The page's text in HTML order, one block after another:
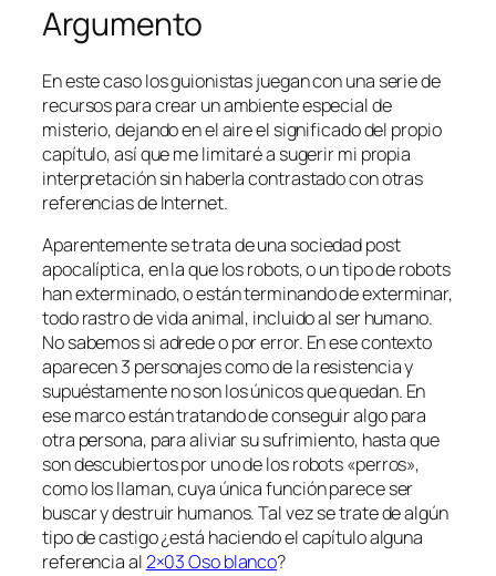
Argumento
En este caso los guionistas juegan con una serie de
recursos para crear un ambiente especial de
misterio, dejando en el aire el significado del propio
capítulo, así que me limitaré a sugerir mi propia
interpretación sin haberla contrastado con otras
referencias de Internet.
Aparentemente se trata de una sociedad post
apocalíptica, en la que los robots, o un tipo de robots
han exterminado, o están terminando de exterminar,
todo rastro de vida animal, incluido al ser humano.
No sabemos si adrede o por error. En ese contexto
aparecen 3 personajes como de la resistencia y
supuéstamente no son los únicos que quedan. En
ese marco están tratando de conseguir algo para
otra persona, para aliviar su sufrimiento, hasta que
son descubiertos por uno de los robots «perros»,
como los llaman, cuya única función parece ser
buscar y destruir humanos. Tal vez se trate de algún
tipo de castigo ¿está haciendo el capítulo alguna
referencia al2×03 Oso blanco?